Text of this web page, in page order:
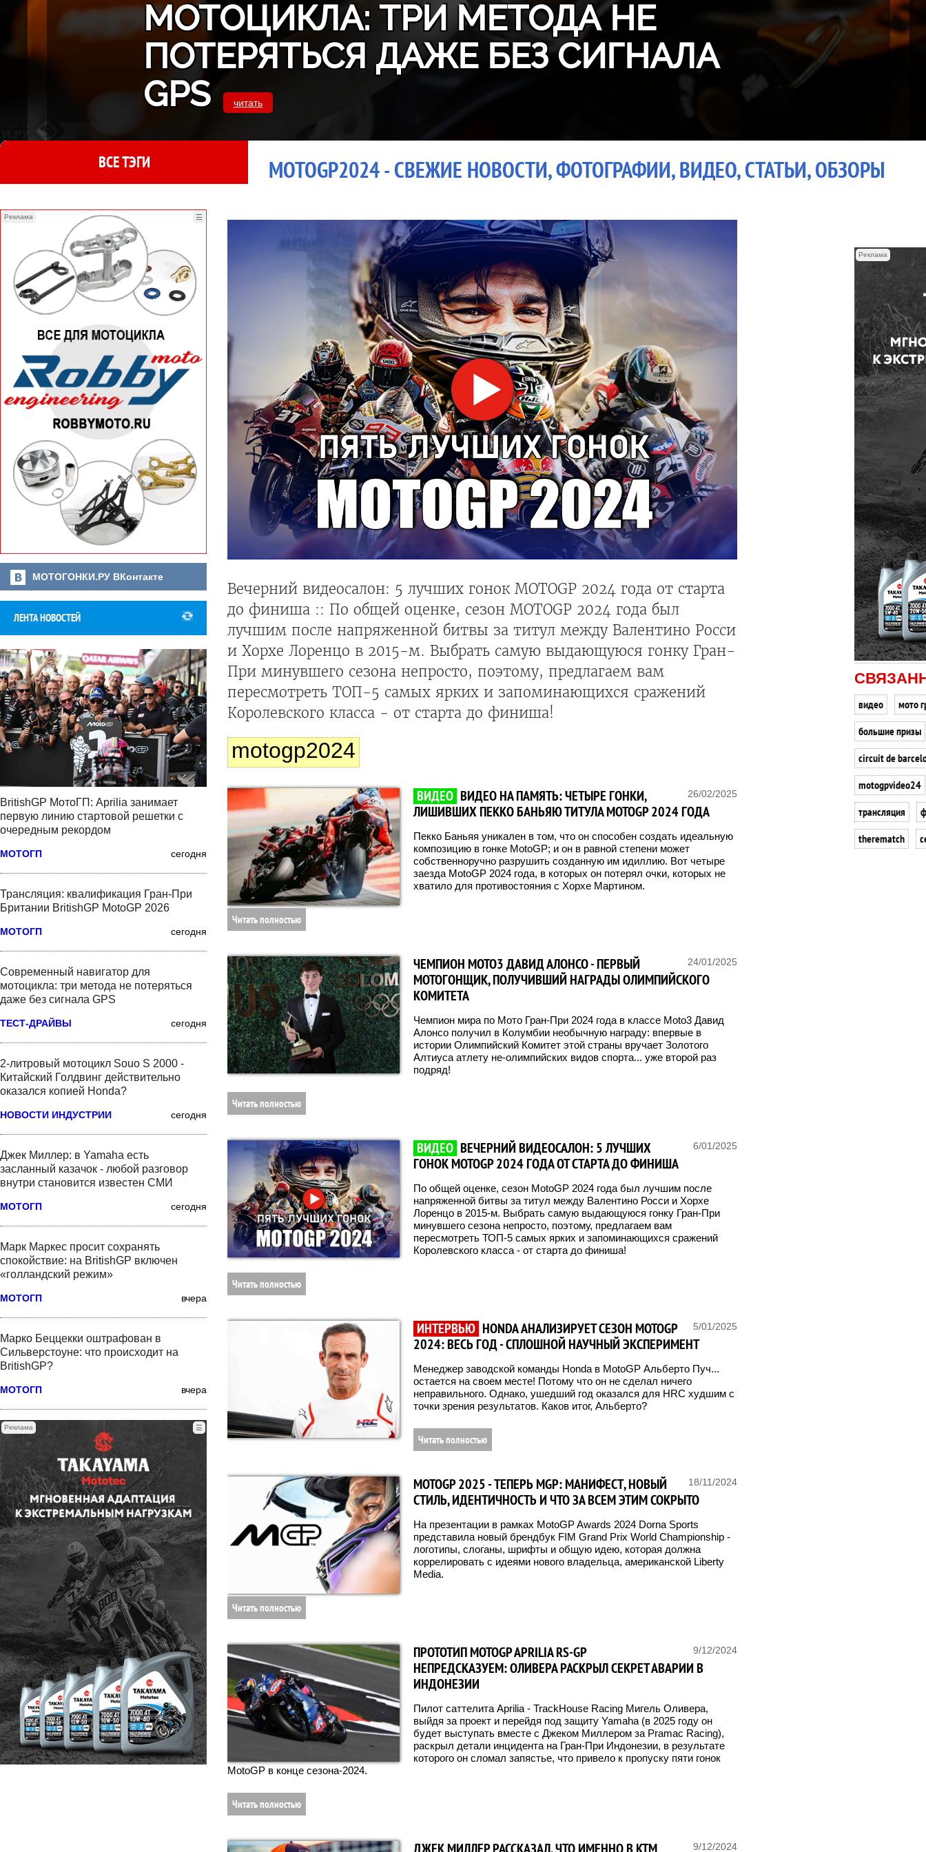
МОТОЦИКЛА: ТРИ МЕТОДА НЕ
ПОТЕРЯТЬСЯ ДАЖЕ БЕЗ СИГНАЛА
GPS
читать
ВСЕ ТЭГИ MOTOGP2024 - СВЕЖИЕ НОВОСТИ, ФОТОГРАФИИ, ВИДЕО, СТАТЬИ, ОБЗОРЫ
Реклама ☰
МОТОГОНКИ.РУ ВКонтакте
ЛЕНТА НОВОСТЕЙ
BritishGP МотоГП: Aprilia занимает
первую линию стартовой решетки с
очередным рекордом
МОТОГП сегодня
Трансляция: квалификация Гран-При
Британии BritishGP MotoGP 2026
МОТОГП сегодня
Современный навигатор для
мотоцикла: три метода не потеряться
даже без сигнала GPS
ТЕСТ-ДРАЙВЫ сегодня
2-литровый мотоцикл Souo S 2000 -
Китайский Голдвинг действительно
оказался копией Honda?
НОВОСТИ ИНДУСТРИИ сегодня
Джек Миллер: в Yamaha есть
засланный казачок - любой разговор
внутри становится известен СМИ
МОТОГП сегодня
Марк Маркес просит сохранять
спокойствие: на BritishGP включен
«голландский режим»
МОТОГП вчера
Марко Беццекки оштрафован в
Сильверстоуне: что происходит на
BritishGP?
МОТОГП вчера
Реклама ☰
Вечерний видеосалон: 5 лучших гонок MOTOGP 2024 года от старта
до финиша :: По общей оценке, сезон MOTOGP 2024 года был
лучшим после напряженной битвы за титул между Валентино Росси
и Хорхе Лоренцо в 2015-м. Выбрать самую выдающуюся гонку Гран-
При минувшего сезона непросто, поэтому, предлагаем вам
пересмотреть ТОП-5 самых ярких и запоминающихся сражений
Королевского класса - от старта до финиша!
motogp2024
ВИДЕО 26/02/2025
ВИДЕО НА ПАМЯТЬ: ЧЕТЫРЕ ГОНКИ,
ЛИШИВШИХ ПЕККО БАНЬЯЮ ТИТУЛА MOTOGP 2024 ГОДА
Пекко Баньяя уникален в том, что он способен создать идеальную
композицию в гонке MotoGP; и он в равной степени может
собственноручно разрушить созданную им идиллию. Вот четыре
заезда MotoGP 2024 года, в которых он потерял очки, которых не
хватило для противостояния с Хорхе Мартином.
Читать полностью
24/01/2025
ЧЕМПИОН MOTO3 ДАВИД АЛОНСО - ПЕРВЫЙ
МОТОГОНЩИК, ПОЛУЧИВШИЙ НАГРАДЫ ОЛИМПИЙСКОГО
КОМИТЕТА
Чемпион мира по Мото Гран-При 2024 года в классе Moto3 Давид
Алонсо получил в Колумбии необычную награду: впервые в
истории Олимпийский Комитет этой страны вручает Золотого
Алтиуса атлету не-олимпийских видов спорта... уже второй раз
подряд!
Читать полностью
ВИДЕО 6/01/2025
ВЕЧЕРНИЙ ВИДЕОСАЛОН: 5 ЛУЧШИХ
ГОНОК MOTOGP 2024 ГОДА ОТ СТАРТА ДО ФИНИША
По общей оценке, сезон MotoGP 2024 года был лучшим после
напряженной битвы за титул между Валентино Росси и Хорхе
Лоренцо в 2015-м. Выбрать самую выдающуюся гонку Гран-При
минувшего сезона непросто, поэтому, предлагаем вам
пересмотреть ТОП-5 самых ярких и запоминающихся сражений
Королевского класса - от старта до финиша!
Читать полностью
ИНТЕРВЬЮ 5/01/2025
HONDA АНАЛИЗИРУЕТ СЕЗОН MOTOGP
2024: ВЕСЬ ГОД - СПЛОШНОЙ НАУЧНЫЙ ЭКСПЕРИМЕНТ
Менеджер заводской команды Honda в MotoGP Альберто Пуч...
остается на своем месте! Потому что он не сделал ничего
неправильного. Однако, ушедший год оказался для HRC худшим с
точки зрения результатов. Каков итог, Альберто?
Читать полностью
18/11/2024
MOTOGP 2025 - ТЕПЕРЬ MGP: МАНИФЕСТ, НОВЫЙ
СТИЛЬ, ИДЕНТИЧНОСТЬ И ЧТО ЗА ВСЕМ ЭТИМ СОКРЫТО
На презентации в рамках MotoGP Awards 2024 Dorna Sports
представила новый брендбук FIM Grand Prix World Championship -
логотипы, слоганы, шрифты и общую идею, которая должна
коррелировать с идеями нового владельца, американской Liberty
Media.
Читать полностью
9/12/2024
ПРОТОТИП MOTOGP APRILIA RS-GP
НЕПРЕДСКАЗУЕМ: ОЛИВЕРА РАСКРЫЛ СЕКРЕТ АВАРИИ В
ИНДОНЕЗИИ
Пилот саттелита Aprilia - TrackHouse Racing Мигель Оливера,
выйдя за проект и перейдя под защиту Yamaha (в 2025 году он
будет выступать вместе с Джеком Миллером за Pramac Racing),
раскрыл детали инцидента на Гран-При Индонезии, в результате
которого он сломал запястье, что привело к пропуску пяти гонок
MotoGP в конце сезона-2024.
Читать полностью
9/12/2024
Реклама
видео
мото
большие призы
circuit de
motogpvideo24
трансляция
therematch